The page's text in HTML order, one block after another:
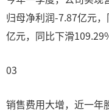
归母净利润-7.87亿元
亿元，同比下滑
03
销售费用大增，近一年